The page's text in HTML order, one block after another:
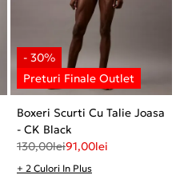
Boxeri Scurti Cu Talie Joasa
- CK Black
130,00lei91,00lei
+ 2 Culori In Plus